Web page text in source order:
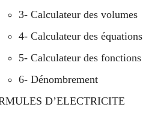
3- Calculateur des volumes
4- Calculateur des équations
5- Calculateur des fonctions
6- Dénombrement
D’ELECTRICITE